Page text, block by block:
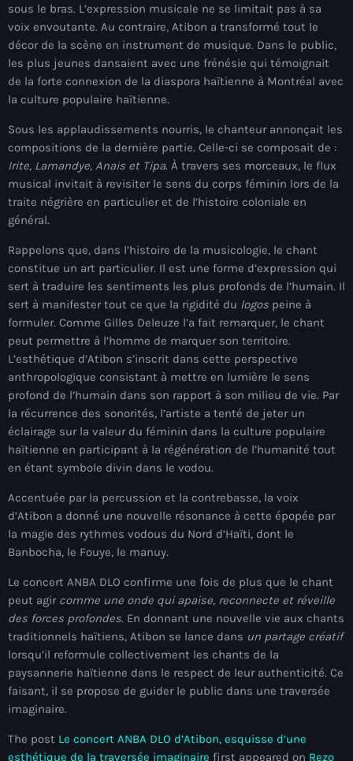
#KPK
#NouBoukeTann
#NouPaKaTannAnkò
#Woyyycolumn
1804 Renaissance
1937 parsley massacre
2024 election
2024 Elections
2024 Paris Olympics
2024 summer olympics
2025 Elections
2026 World Cup Qualifiers
21 Nasyon
34th cohort of the PNH
400 Mawozo
400 Mawozo gang
739 new officers
79th UN General Assembly
AAN
Abrite-toi
Acte de l'Indépendance d'Haiti
Action humanitaire
activism
Actualités
sous le bras. L’expression musicale ne se limitait pas à sa
voix envoutante. Au contraire, Atibon a transformé tout le
décor de la scène en instrument de musique. Dans le public,
les plus jeunes dansaient avec une frénésie qui témoignait
de la forte connexion de la diaspora haïtienne à Montréal avec
la culture populaire haïtienne.
Sous les applaudissements nourris, le chanteur annonçait les
compositions de la dernière partie. Celle-ci se composait de :
Irite, Lamandye, Anais et Tipa. À travers ses morceaux, le flux
musical invitait à revisiter le sens du corps féminin lors de la
traite négrière en particulier et de l’histoire coloniale en
général.
Rappelons que, dans l’histoire de la musicologie, le chant
constitue un art particulier. Il est une forme d’expression qui
sert à traduire les sentiments les plus profonds de l’humain. Il
sert à manifester tout ce que la rigidité du logos peine à
formuler. Comme Gilles Deleuze l’a fait remarquer, le chant
peut permettre à l’homme de marquer son territoire.
L’esthétique d’Atibon s’inscrit dans cette perspective
anthropologique consistant à mettre en lumière le sens
profond de l’humain dans son rapport à son milieu de vie. Par
la récurrence des sonorités, l’artiste a tenté de jeter un
éclairage sur la valeur du féminin dans la culture populaire
haïtienne en participant à la régénération de l’humanité tout
en étant symbole divin dans le vodou.
Accentuée par la percussion et la contrebasse, la voix
d’Atibon a donné une nouvelle résonance à cette épopée par
la magie des rythmes vodous du Nord d’Haïti, dont le
Banbocha, le Fouye, le manuy.
Le concert ANBA DLO confirme une fois de plus que le chant
peut agircomme une onde qui apaise, reconnecte et réveille
des forces profondes. En donnant une nouvelle vie aux chants
traditionnels haïtiens, Atibon se lance dans un partage créatif
lorsqu’il reformule collectivement les chants de la
paysannerie haïtienne dans le respect de leur authenticité. Ce
faisant, il se propose de guider le public dans une traversée
imaginaire.
The post Le concert ANBA DLO d’Atibon, esquisse d’une
esthétique de la traversée imaginaire first appeared on Rezo